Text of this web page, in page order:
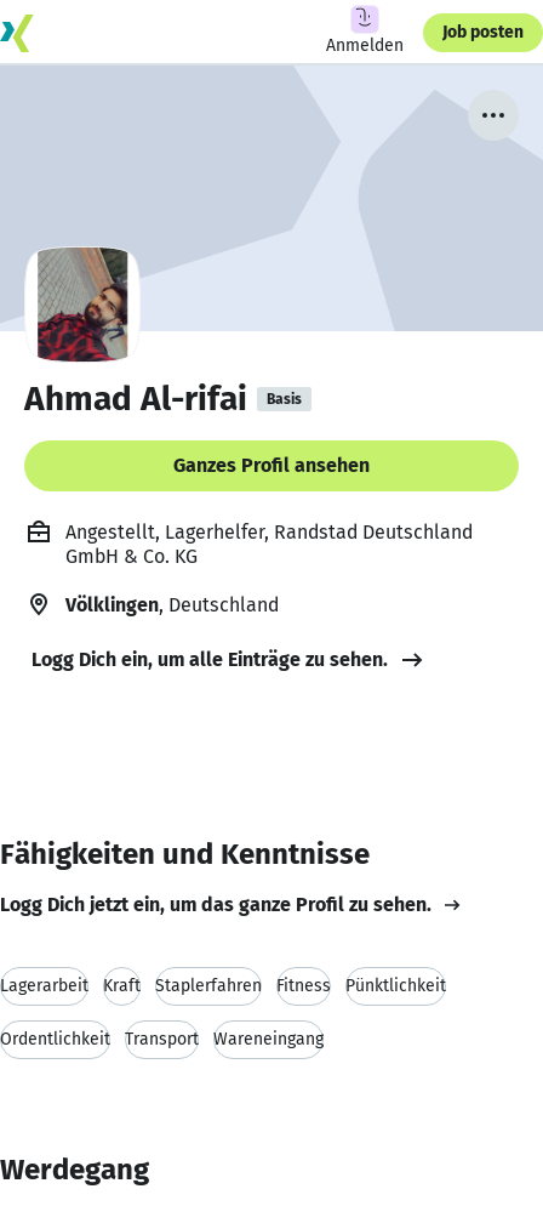
Anmelden
Job posten
Ahmad Al-rifai Basis
Ganzes Profil ansehen
Angestellt, Lagerhelfer, Randstad Deutschland
GmbH & Co. KG
Völklingen, Deutschland
Logg Dich ein, um alle Einträge zu sehen.
Fähigkeiten und Kenntnisse
Logg Dich jetzt ein, um das ganze Profil zu sehen.
Lagerarbeit Kraft Staplerfahren Fitness Pünktlichkeit
Ordentlichkeit Transport Wareneingang
Werdegang